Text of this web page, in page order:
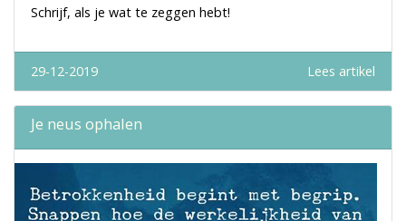
Schrijf, als je wat te zeggen hebt!
29-12-2019 Lees artikel
Je neus ophalen